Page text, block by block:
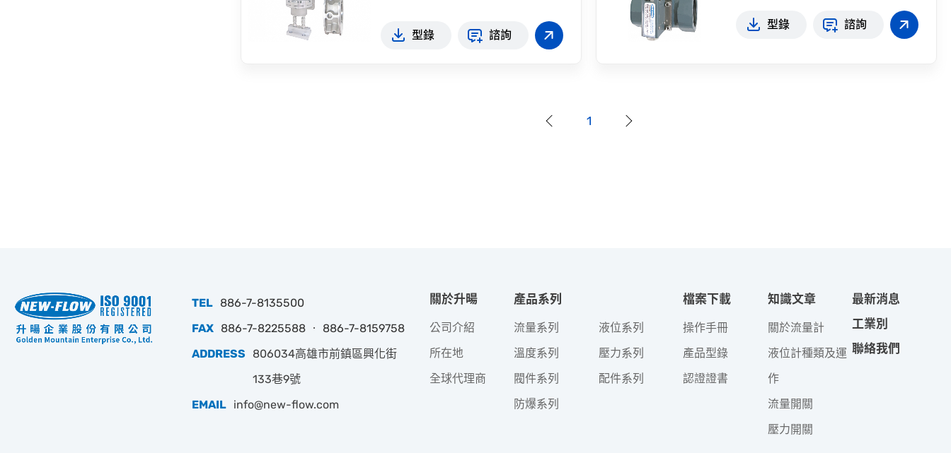
型錄 諮詢
型錄 諮詢
1
TEL 886-7-8135500
FAX 886-7-8225588 ‧ 886-7-8159758
ADDRESS
806034高雄市前鎮區興化街
133巷9號
EMAIL info@new-flow.com
關於升暘
公司介紹
所在地
全球代理商
產品系列
流量系列
液位系列
溫度系列
壓力系列
閥件系列
配件系列
防爆系列
檔案下載
操作手冊
產品型錄
認證證書
知識文章
關於流量計
液位計種類及運
作
流量開關
壓力開關
最新消息
工業別
聯絡我們